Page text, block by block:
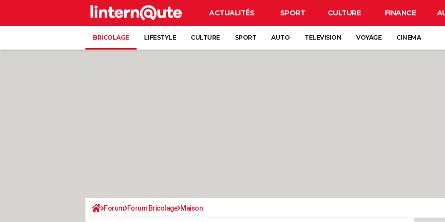
ACTUALITÉS SPORT CULTURE FINANCE
BRICOLAGE LIFESTYLE CULTURE SPORT AUTO TELEVISION VOYAGE CINEMA
Forum Forum Bricolage Maison